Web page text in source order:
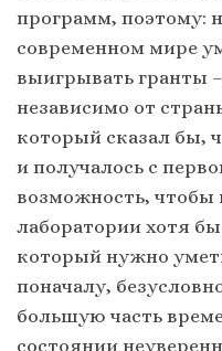
программ, поэтому:
современном мире
выигрывать гранты
независимо от
который сказал бы,
и получалось с
возможность, чтобы
лаборатории хотя
который нужно
поначалу,
большую часть
состоянии